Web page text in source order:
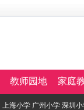
教师园地 家庭
上海小学 广州小学 深圳